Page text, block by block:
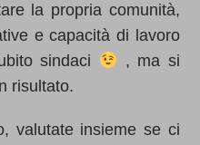
la propria comunità,
e capacità di lavoro
sindaci
, ma si
risultato.
valutate insieme se ci